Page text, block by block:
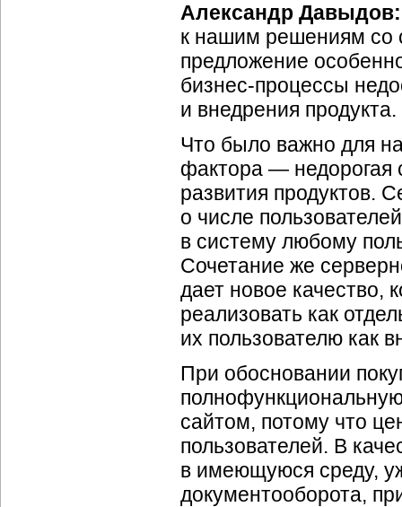
Александр Давыдов:
к нашим решениям со
предложение
бизнес-процессы
и внедрения продукта.
Что было важно для
фактора — недорогая
развития продуктов.
о числе
в систему любому
Сочетание же
дает новое качество,
реализовать как
их пользователю как
При обосновании
сайтом, потому что
пользователей. В
в имеющуюся среду,
документооборота,